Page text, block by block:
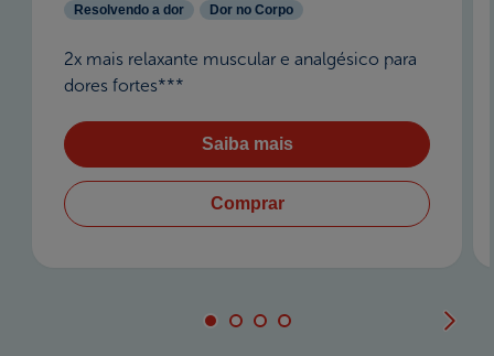
Resolvendo a dor
Dor no Corpo
2x mais relaxante muscular e analgésico para
dores fortes***
Saiba mais
Comprar